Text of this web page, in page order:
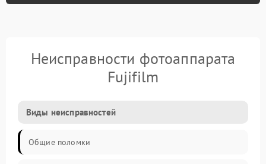
Неисправности фотоаппарата
Fujifilm
Виды неисправностей
Общие поломки